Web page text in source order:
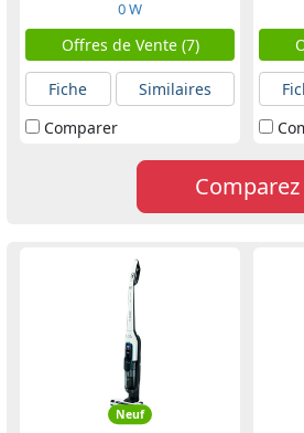
0 W
Offres de Vente (7)
Fiche
Similaires
Comparer
Comparez
Neuf